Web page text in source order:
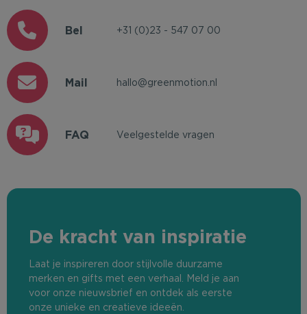
Bel +31 (0)23 - 547 07 00
Mail hallo@greenmotion.nl
FAQ Veelgestelde vragen
De kracht van inspiratie
Laat je inspireren door stijlvolle duurzame
merken en gifts met een verhaal. Meld je aan
voor onze nieuwsbrief en ontdek als eerste
onze unieke en creatieve ideeën.